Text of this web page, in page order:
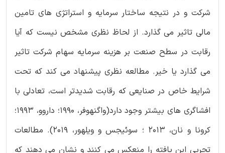
شرکت و در نتیجه ساختار سرمایه و استراتژی های تامین
مالی تاثیر می گذارد. از لحاظ نظری مشخص نیست که آیا
رقابت در سطح صنعت بر هزینه سرمایه سهام شرکت تاثیر
می گذارد یا خیر. مطالعه نظری پیشنهاد می کند که تحت
شرایط خاص در صنایعی که رقابت شدیدتر است، تعادلی با
افشاگری های بیشتر وجود دارد(واگنهوفر، 1990؛ داروو، 1993؛
کرونا و نان، 2013 ؛ سوئیجس و ویلهور، 2019). مطالعات
تجربی این یافته را منعکس می کنند و نشان می دهند که